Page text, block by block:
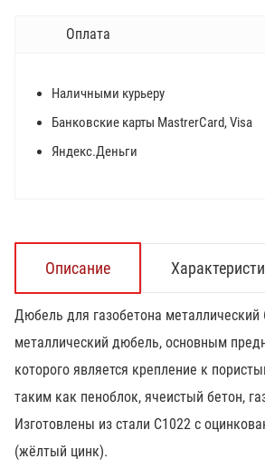
Оплата
Наличными курьеру
Банковские карты MastrerCard, Visa
Яндекс.Деньги
Описание
Дюбель для газобетона
металлический дюбель, основным
которого является крепление к
таким как пеноблок, ячеистый бетон,
Изготовлены из стали С1022 с
(жёлтый цинк).